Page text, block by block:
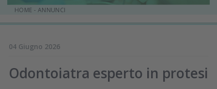
HOME - ANNUNCI
04 Giugno 2026
Odontoiatra esperto in protesi